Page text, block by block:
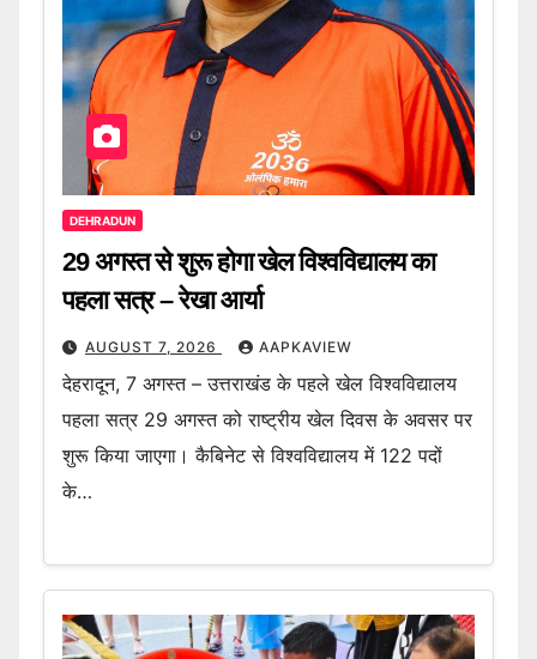
DEHRADUN
29 अगस्त से शुरू होगा खेल विश्वविद्यालय का
पहला सत्र – रेखा आर्या
AUGUST 7, 2026 AAPKAVIEW
देहरादून, 7 अगस्त – उत्तराखंड के पहले खेल विश्वविद्यालय
पहला सत्र 29 अगस्त को राष्ट्रीय खेल दिवस के अवसर पर
शुरू किया जाएगा। कैबिनेट से विश्वविद्यालय में 122 पदों
के…